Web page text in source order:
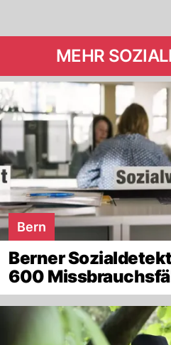
MEHR
Bern
Berner
600